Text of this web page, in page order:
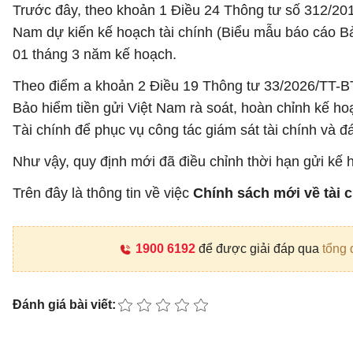
Trước đây, theo khoản 1 Điều 24 Thông tư số 312/
Nam dự kiến kế hoạch tài chính (Biểu mẫu báo cáo
01 tháng 3 năm kế hoạch.
Theo điểm a khoản 2 Điều 19 Thông tư 33/2026/TT-
Bảo hiểm tiền gửi Việt Nam rà soát, hoàn chỉnh kế
Tài chính để phục vụ công tác giám sát tài chính và
Như vậy, quy định mới đã điều chỉnh thời hạn gửi
Trên đây là thông tin về việc Chính sách mới về tài
1900 6192để được giải đáp qua tổng
Đánh giá bài viết: